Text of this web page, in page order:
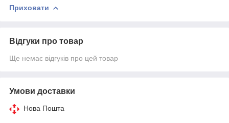
Приховати
Відгуки про товар
Ще немає відгуків про цей товар
Умови доставки
Нова Пошта